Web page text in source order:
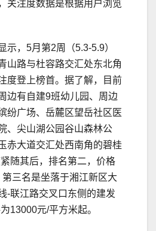
关注度数据是根据用户浏览
示，5月第2周（5.3-5.9）
山路与杜容路交汇处东北角
度登上榜首。据了解，目前
边有自建9班幼儿园、周边
纷广场、岳麓区望岳社区医
、尖山湖公园谷山森林公
赤大道交汇处西南角的碧桂
随其后，排名第二，价格
三名是坐落于湘江新区大
-联江路交叉口东侧的建发
13000元/平方米起。